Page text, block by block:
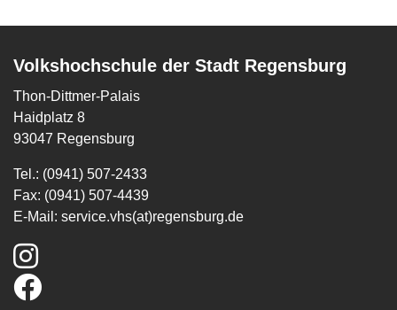
Volkshochschule der Stadt Regensburg
Thon-Dittmer-Palais
Haidplatz 8
93047 Regensburg
Tel.: (0941) 507-2433
Fax: (0941) 507-4439
E-Mail: service.vhs(at)regensburg.de